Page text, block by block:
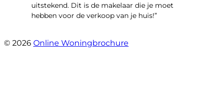
uitstekend. Dit is de makelaar die je moet
hebben voor de verkoop van je huis!”
© 2026 Online Woningbrochure